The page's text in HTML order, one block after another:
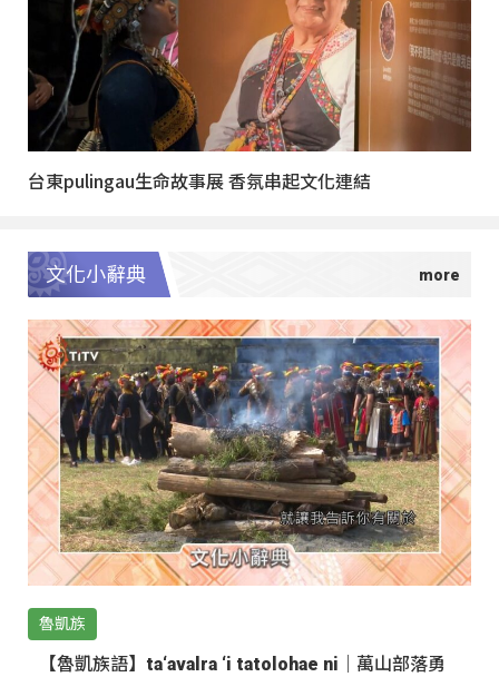
台東pulingau生命故事展 香氛串起文化連結
文化小辭典
魯凱族
【魯凱族語】ta‘avalra ‘i tatolohae ni｜萬山部落勇